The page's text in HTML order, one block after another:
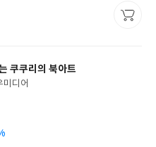
쿠쿠리의 북아트
미디어